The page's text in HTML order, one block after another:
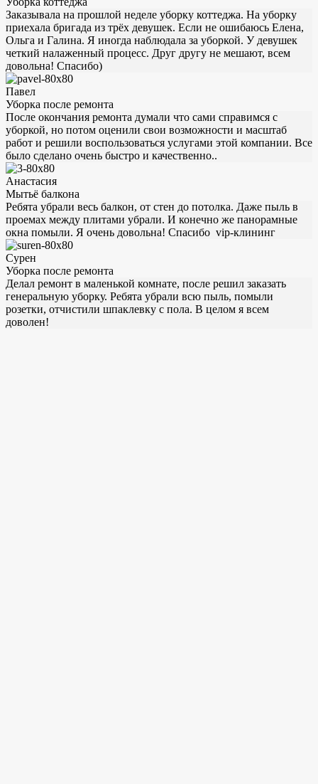
Заказывала на прошлой неделе уборку коттеджа. На уборку
приехала бригада из трёх девушек. Если не ошибаюсь Елена,
Ольга и Галина. Я иногда наблюдала за уборкой. У девушек
четкий налаженный процесс. Друг другу не мешают, всем
довольна! Спасибо)
Павел
Уборка после ремонта
После окончания ремонта думали что сами справимся с
уборкой, но потом оценили свои возможности и масштаб
работ и решили воспользоваться услугами этой компании. Все
было сделано очень быстро и качественно..
Анастасия
Мытьё балкона
Ребята убрали весь балкон, от стен до потолка. Даже пыль в
проемах между плитами убрали. И конечно же панорамные
окна помыли. Я очень довольна! Спасибо vip-клининг
Сурен
Уборка после ремонта
Делал ремонт в маленькой комнате, после решил заказать
генеральную уборку. Ребята убрали всю пыль, помыли
розетки, отчистили шпаклевку с пола. В целом я всем
доволен!